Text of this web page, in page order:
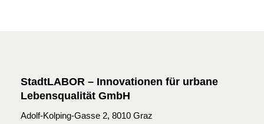
StadtLABOR – Innovationen für urbane
Lebensqualität GmbH
Adolf-Kolping-Gasse 2, 8010 Graz